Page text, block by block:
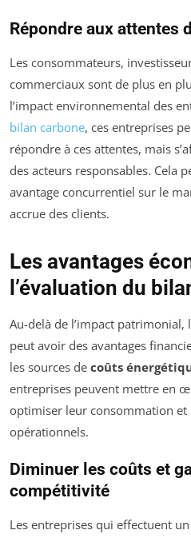
Répondre aux attentes
Les consommateurs,
commerciaux sont de plus en
l’impact environnemental des
bilan carbone, ces entreprises
répondre à ces attentes, mais
des acteurs responsables. Cela
avantage concurrentiel sur le
accrue des clients.
Les avantages
l’évaluation du
Au-delà de l’impact patrimonial,
peut avoir des avantages
les sources de coûts
entreprises peuvent mettre en
optimiser leur consommation et
opérationnels.
Diminuer les coûts et
compétitivité
Les entreprises qui effectuent